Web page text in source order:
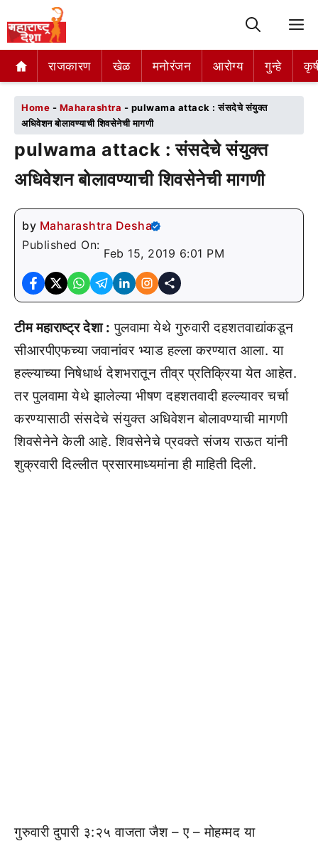
राजकारण खेळ मनोरंजन आरोग्य गुन्हे
राजकारण खेळ मनोरंजन आरोग्य गुन्हे
Home - Maharashtra - pulwama attack : संसदेचे संयुक्त
अधिवेशन बोलावण्याची शिवसेनेची मागणी
pulwama attack : संसदेचे संयुक्त
अधिवेशन बोलावण्याची शिवसेनेची मागणी
by Maharashtra Desha
Published On:
Feb 15, 2019 6:01 PM
टीम महाराष्ट्र देशा : पुलवामा येथे गुरुवारी दहशतवाद्यांकडून
सीआरपीएफच्या जवानांवर भ्याड हल्ला करण्यात आला. या
हल्ल्याच्या निषेधार्थ देशभरातून तीव्र प्रतिक्रिया येत आहेत.
तर पुलवामा येथे झालेल्या भीषण दहशतवादी हल्ल्यावर चर्चा
करण्यासाठी संसदेचे संयुक्त अधिवेशन बोलावण्याची मागणी
शिवसेनेने केली आहे. शिवसेनेचे प्रवक्ते संजय राऊत यांनी
शुक्रवारी दिल्लीत प्रसारमाध्यमांना ही माहिती दिली.
गुरुवारी दुपारी ३:२५ वाजता जैश – ए – मोहम्मद या